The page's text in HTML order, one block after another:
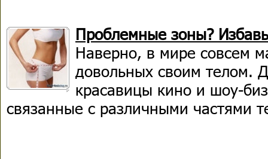
Проблемные зоны?
Наверно, в мире совсем
довольных своим телом.
красавицы кино и шоу-
связанные с различными частями